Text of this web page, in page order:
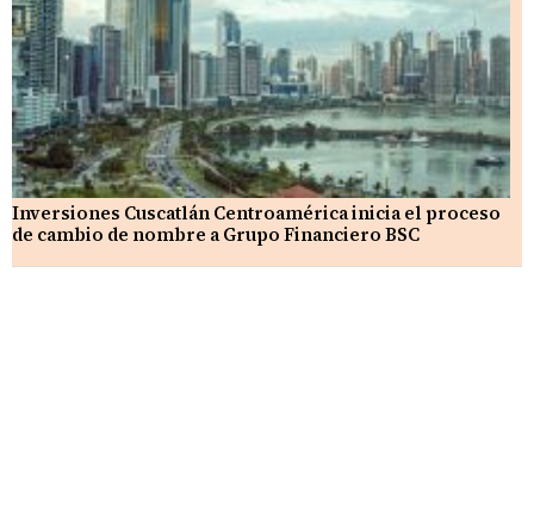
Inversiones Cuscatlán Centroamérica inicia el proceso
de cambio de nombre a Grupo Financiero BSC